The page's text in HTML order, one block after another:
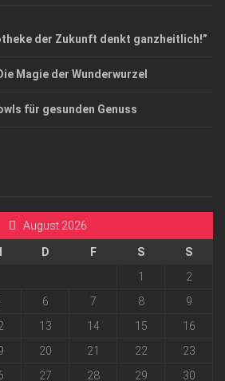
der Zukunft denkt ganzheitlich!”
Magie der Wunderwurzel
für gesunden Genuss
August 2026
D F S
S
1
2
6 7 8
9
13 14 15
16
20 21 22
23
27 28 29 30